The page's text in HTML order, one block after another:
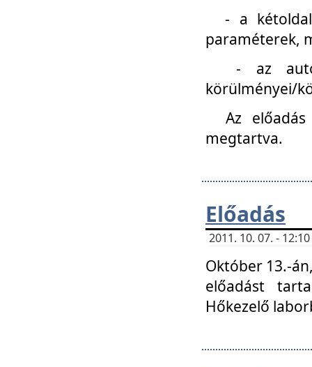
- a kétoldali
paraméterek,
- az
körülményei/
Az
megtartva.
Előadás
2011. 10. 07. -
Október 13.-
előadást
Hőkezelő